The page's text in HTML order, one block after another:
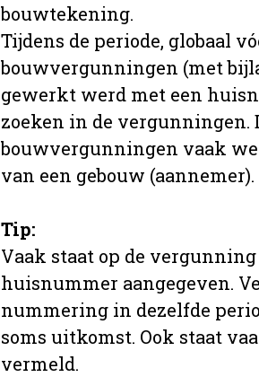
bouwtekening.
Tijdens de periode, globaal
bouwvergunningen (met
gewerkt werd met een
zoeken in de vergunningen.
bouwvergunningen vaak
van een gebouw (aannemer).
Tip:
Vaak staat op de
huisnummer aangegeven.
nummering in dezelfde
soms uitkomst. Ook staat
vermeld.